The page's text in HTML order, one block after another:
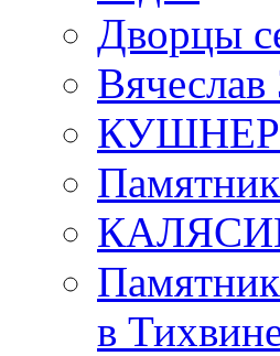
Дворцы
Вячеслав
в